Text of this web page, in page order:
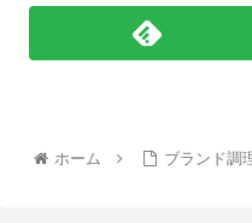
ホーム ブランド調